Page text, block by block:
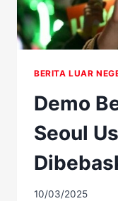
BERITA LUAR
Demo
Seoul
10/03/2025